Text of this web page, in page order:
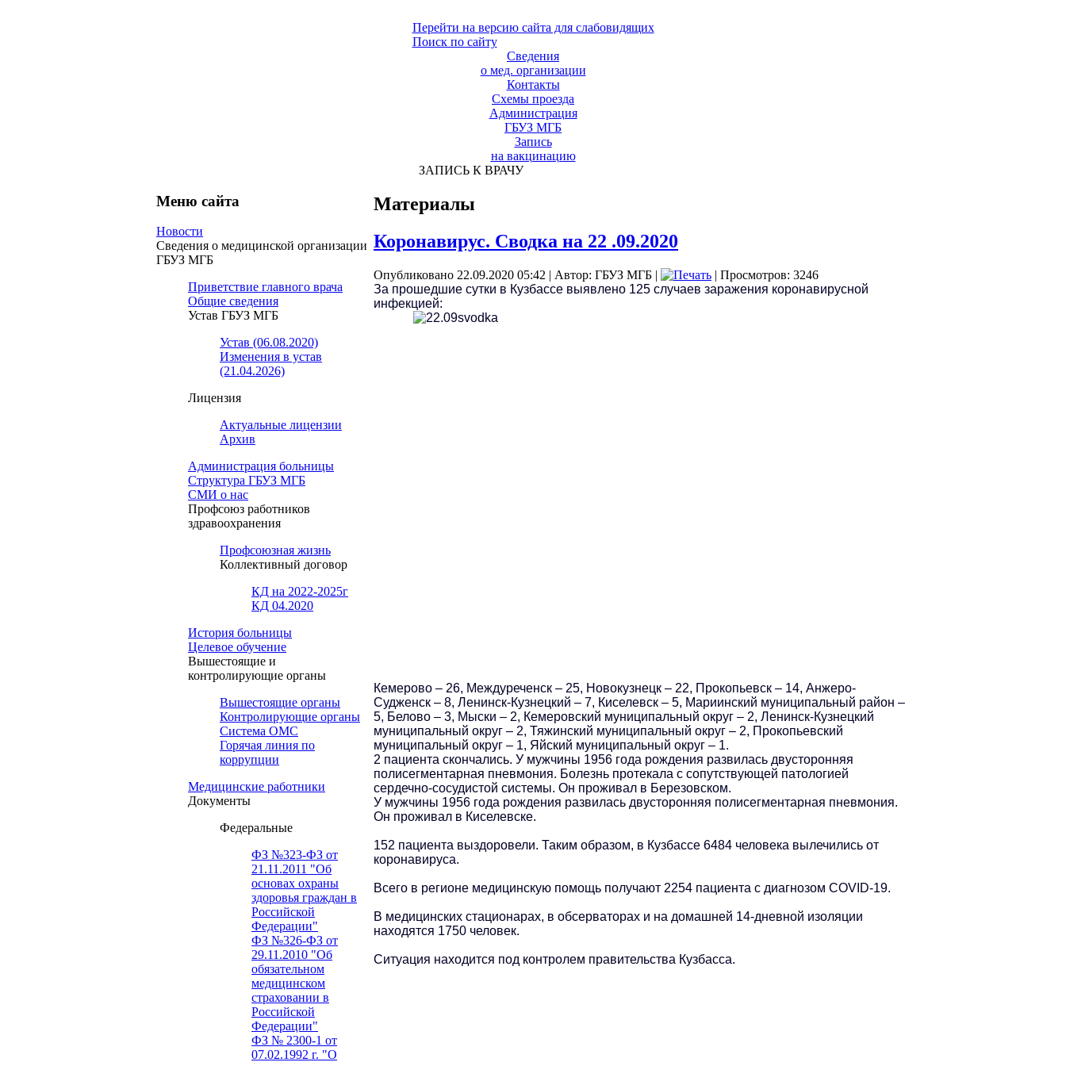
Перейти на версию сайта для слабовидящих
Поиск по сайту
Сведения
о мед. организации
Контакты
Схемы проезда
Администрация
ГБУЗ МГБ
Запись
на вакцинацию
ЗАПИСЬ К ВРАЧУ
Меню сайта
Новости
Сведения о медицинской организации
ГБУЗ МГБ
Приветствие главного врача
Общие сведения
Устав ГБУЗ МГБ
Устав (06.08.2020)
Изменения в устав
(21.04.2026)
Лицензия
Актуальные лицензии
Архив
Администрация больницы
Структура ГБУЗ МГБ
СМИ о нас
Профсоюз работников
здравоохранения
Профсоюзная жизнь
Коллективный договор
КД на 2022-2025г
КД 04.2020
История больницы
Целевое обучение
Вышестоящие и
контролирующие органы
Вышестоящие органы
Контролирующие органы
Система ОМС
Горячая линия по
коррупции
Медицинские работники
Документы
Федеральные
ФЗ №323-ФЗ от
21.11.2011 "Об
основах охраны
здоровья граждан в
Российской
Федерации"
ФЗ №326-ФЗ от
29.11.2010 "Об
обязательном
медицинском
страховании в
Российской
Федерации"
ФЗ № 2300-1 от
07.02.1992 г. "О
Материалы
Коронавирус. Сводка на 22 .09.2020
Опубликовано 22.09.2020 05:42 | Автор: ГБУЗ МГБ |
| Просмотров: 3246
За прошедшие сутки в Кузбассе выявлено 125 случаев заражения коронавирусной
инфекцией:
Кемерово – 26, Междуреченск – 25, Новокузнецк – 22, Прокопьевск – 14, Анжеро-
Судженск – 8, Ленинск-Кузнецкий – 7, Киселевск – 5, Мариинский муниципальный район –
5, Белово – 3, Мыски – 2, Кемеровский муниципальный округ – 2, Ленинск-Кузнецкий
муниципальный округ – 2, Тяжинский муниципальный округ – 2, Прокопьевский
муниципальный округ – 1, Яйский муниципальный округ – 1.
2 пациента скончались. У мужчины 1956 года рождения развилась двусторонняя
полисегментарная пневмония. Болезнь протекала с сопутствующей патологией
сердечно-сосудистой системы. Он проживал в Березовском.
У мужчины 1956 года рождения развилась двусторонняя полисегментарная пневмония.
Он проживал в Киселевске.
152 пациента выздоровели. Таким образом, в Кузбассе 6484 человека вылечились от
коронавируса.
Всего в регионе медицинскую помощь получают 2254 пациента с диагнозом COVID-19.
В медицинских стационарах, в обсерваторах и на домашней 14-дневной изоляции
находятся 1750 человек.
Ситуация находится под контролем правительства Кузбасса.